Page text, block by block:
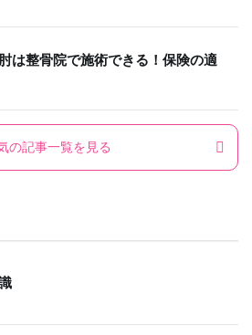
は整骨院で施術できる！保険の適
の記事一覧を見る